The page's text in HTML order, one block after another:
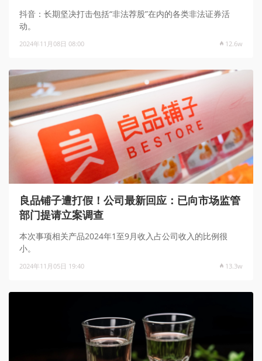
抖音：长期坚决打击包括“非法荐股”在内的各类非法证券活
动。
2024年11月08日 08:00 12.6w
良品铺子遭打假！公司最新回应：已向市场监管
部门提请立案调查
本次事项相关产品2024年1至9月收入占公司收入的比例很
小。
2024年11月05日 19:40 13.3w